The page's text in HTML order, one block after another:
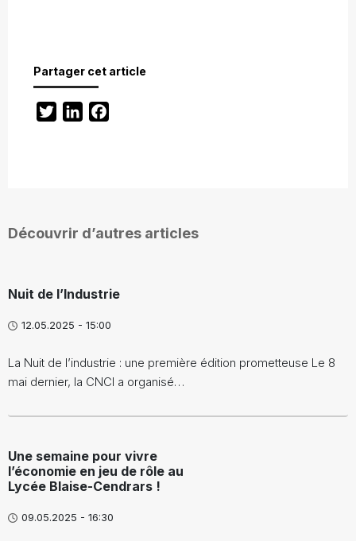
Partager cet article
TwitterLinkedIn
Découvrir d’autres articles
Nuit de l’Industrie
12.05.2025 - 15:00
La Nuit de l’industrie : une première édition prometteuse Le 8
mai dernier, la CNCI a organisé…
Une semaine pour vivre
l’économie en jeu de rôle au
Lycée Blaise-Cendrars !
09.05.2025 - 16:30